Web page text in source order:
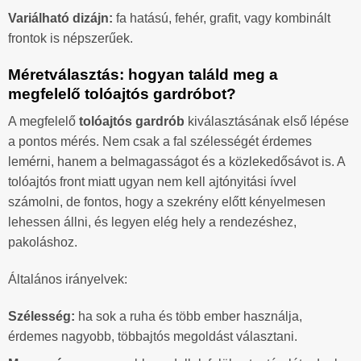
Variálható dizájn: fa hatású, fehér, grafit, vagy kombinált
frontok is népszerűek.
Méretválasztás: hogyan találd meg a
megfelelő tolóajtós gardróbot?
A megfelelő tolóajtós gardrób kiválasztásának első lépése
a pontos mérés. Nem csak a fal szélességét érdemes
lemérni, hanem a belmagasságot és a közlekedősávot is. A
tolóajtós front miatt ugyan nem kell ajtónyitási ívvel
számolni, de fontos, hogy a szekrény előtt kényelmesen
lehessen állni, és legyen elég hely a rendezéshez,
pakoláshoz.
Általános irányelvek:
Szélesség: ha sok a ruha és több ember használja,
érdemes nagyobb, többajtós megoldást választani.